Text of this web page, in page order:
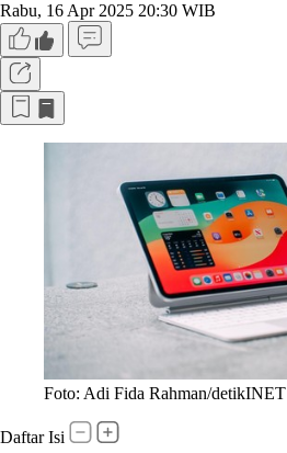
Rabu, 16 Apr 2025 20:30 WIB
Foto: Adi Fida Rahman/detikINET
Daftar Isi